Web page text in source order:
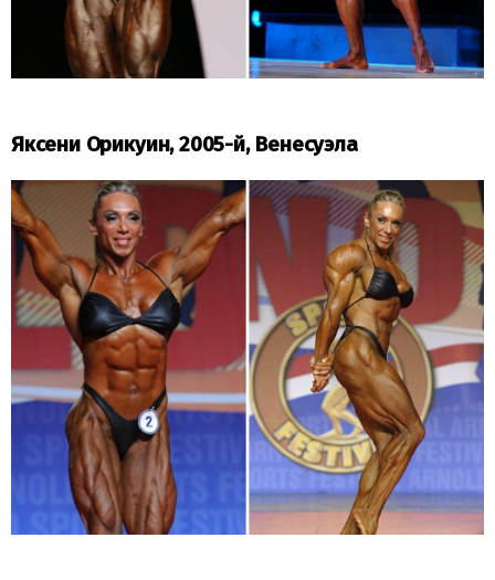
Яксени Орикуин, 2005-й, Венесуэла